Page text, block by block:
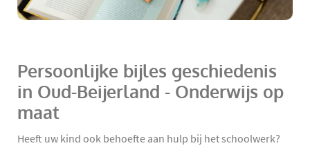
Persoonlijke bijles geschiedenis
in Oud-Beijerland - Onderwijs op
maat
Heeft uw kind ook behoefte aan hulp bij het schoolwerk?